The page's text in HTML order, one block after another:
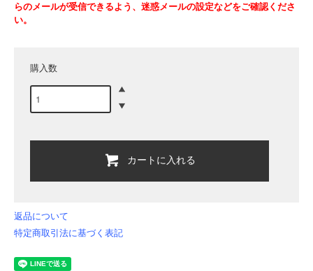
らのメールが受信できるよう、迷惑メールの設定などをご確認くださ
い。
購入数
カートに入れる
返品について
特定商取引法に基づく表記